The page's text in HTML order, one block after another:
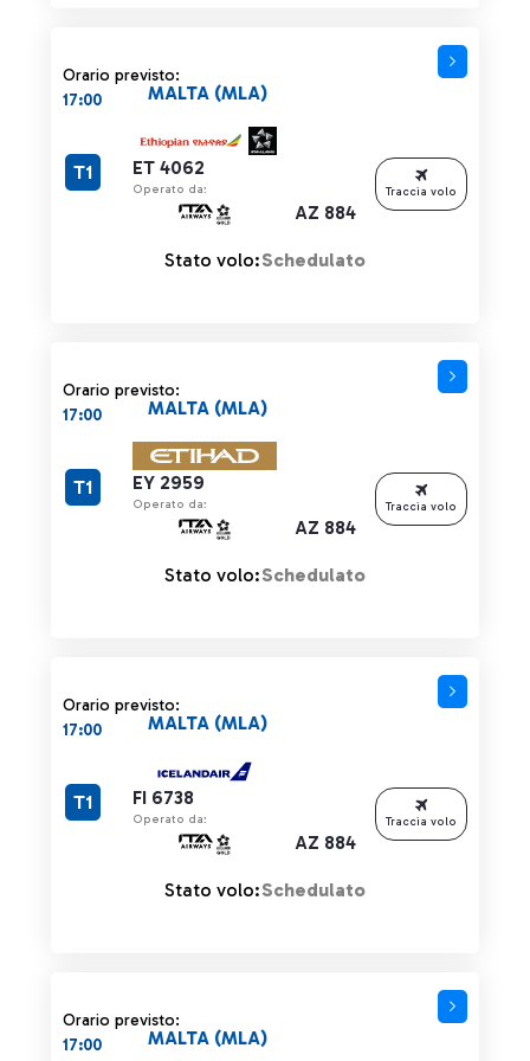
Orario previsto:
17:00
ET 4062
Operato da:
AZ 884
MALTA (MLA)
T1
Stato volo:Schedulato
Traccia volo
Orario previsto:
17:00
EY 2959
Operato da:
AZ 884
MALTA (MLA)
T1
Stato volo:Schedulato
Traccia volo
Orario previsto:
17:00
FI 6738
Operato da:
AZ 884
MALTA (MLA)
T1
Stato volo:Schedulato
Traccia volo
Orario previsto:
17:00
MALTA (MLA)